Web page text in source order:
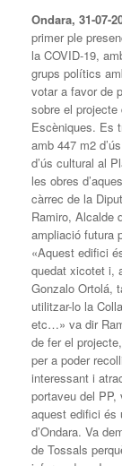
Ondara, 31-07-
primer ple
la COVID-19,
grups polítics
votar a favor de
sobre el
Escèniques. Es
amb 447 m2
d’ús cultural al
les obres
càrrec de la
Ramiro, Alcalde
ampliació futura
«Aquest edifici
quedat xicotet i,
Gonzalo Ortolá,
utilitzar-lo la
etc…» va dir
de fer el
per a poder
interessant i
portaveu del
aquest edifici és
d’Ondara. Va
de Tossals